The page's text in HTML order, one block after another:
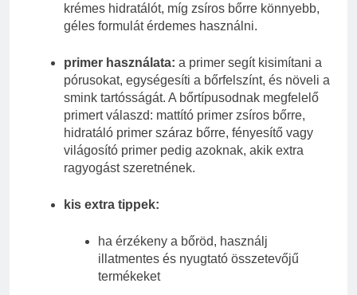
krémes hidratálót, míg zsíros bőrre könnyebb,
géles formulát érdemes használni.
primer használata: a primer segít kisimítani a
pórusokat, egységesíti a bőrfelszínt, és növeli a
smink tartósságát. A bőrtípusodnak megfelelő
primert válaszd: mattító primer zsíros bőrre,
hidratáló primer száraz bőrre, fényesítő vagy
világosító primer pedig azoknak, akik extra
ragyogást szeretnének.
kis extra tippek:
ha érzékeny a bőröd, használj
illatmentes és nyugtató összetevőjű
termékeket